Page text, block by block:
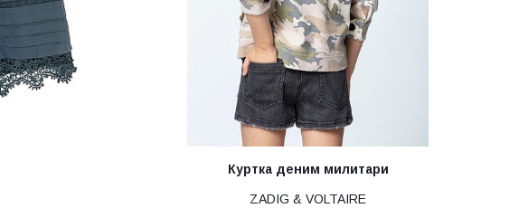
Куртка деним милитари
ZADIG & VOLTAIRE